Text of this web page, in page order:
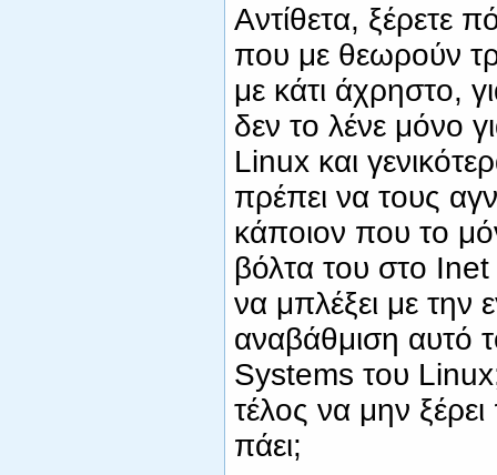
Αντίθετα, ξέρετε
που με θεωρούν
με κάτι άχρηστο,
δεν το λένε μόνο
Linux και
πρέπει να τους
κάποιον που το
βόλτα του στο Inet
να μπλέξει με την
αναβάθμιση αυτό
Systems του Linux;
τέλος να μην
πάει;